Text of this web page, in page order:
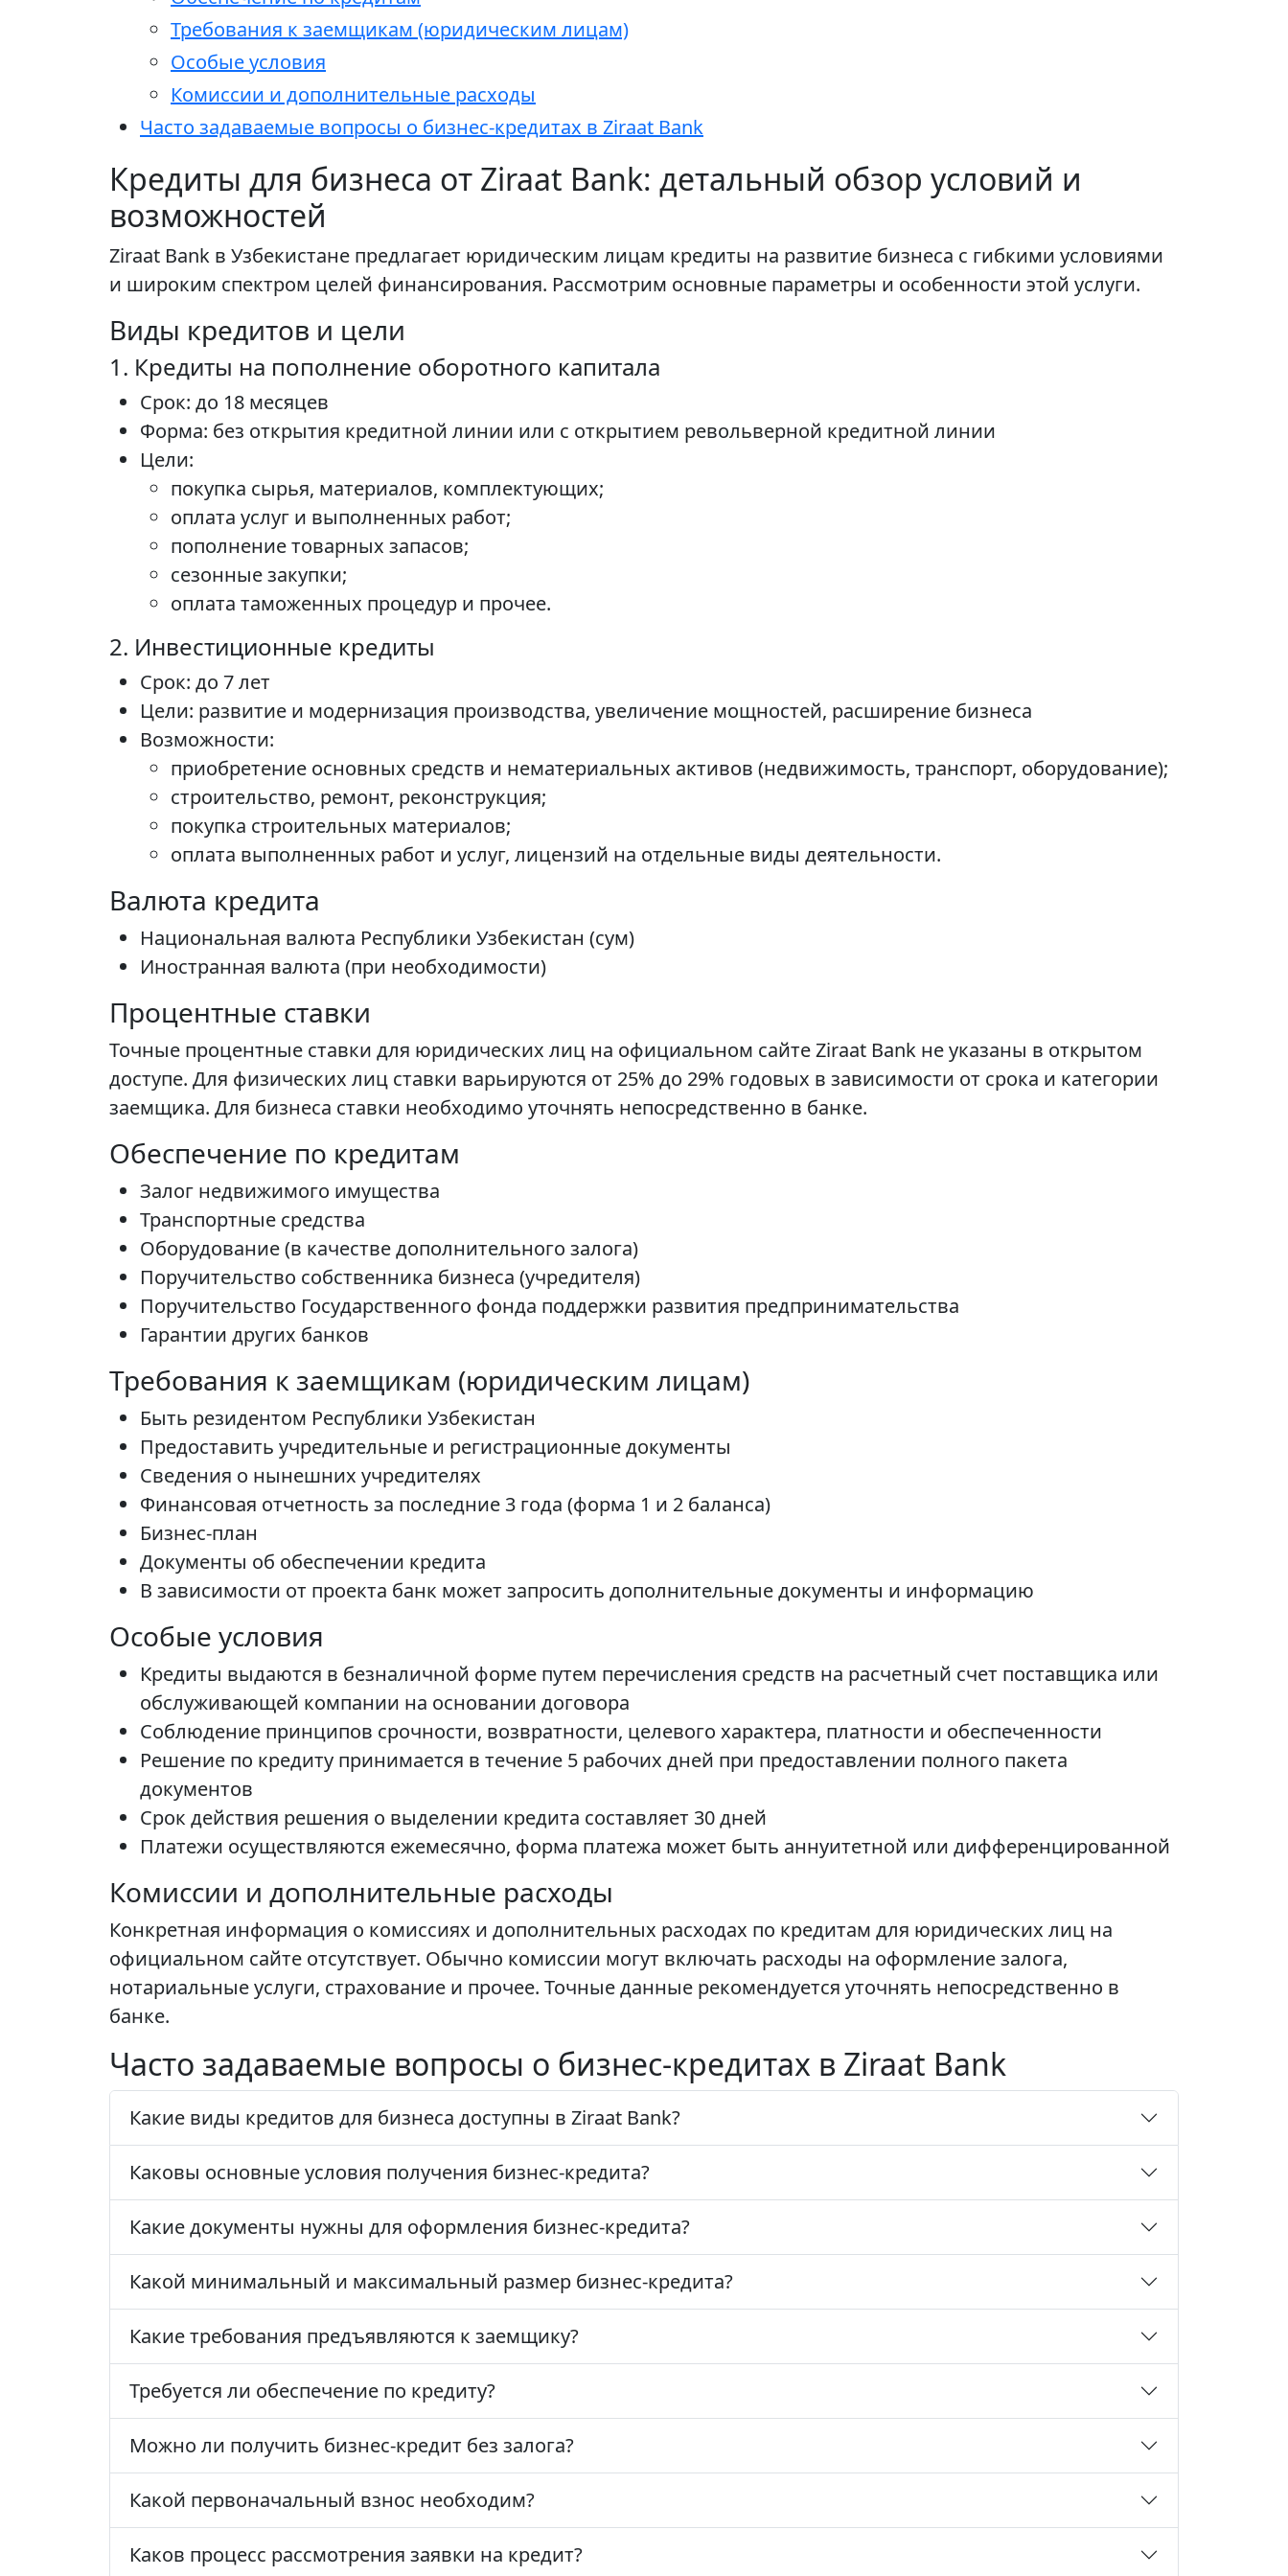
Требования к заемщикам (юридическим лицам)
Особые условия
Комиссии и дополнительные расходы
Часто задаваемые вопросы о бизнес-кредитах в Ziraat Bank
Кредиты для бизнеса от Ziraat Bank: детальный обзор условий и
возможностей
Ziraat Bank в Узбекистане предлагает юридическим лицам кредиты на развитие бизнеса с гибкими условиями
и широким спектром целей финансирования. Рассмотрим основные параметры и особенности этой услуги.
Виды кредитов и цели
1. Кредиты на пополнение оборотного капитала
Срок: до 18 месяцев
Форма: без открытия кредитной линии или с открытием револьверной кредитной линии
Цели:
покупка сырья, материалов, комплектующих;
оплата услуг и выполненных работ;
пополнение товарных запасов;
сезонные закупки;
оплата таможенных процедур и прочее.
2. Инвестиционные кредиты
Срок: до 7 лет
Цели: развитие и модернизация производства, увеличение мощностей, расширение бизнеса
Возможности:
приобретение основных средств и нематериальных активов (недвижимость, транспорт, оборудование);
строительство, ремонт, реконструкция;
покупка строительных материалов;
оплата выполненных работ и услуг, лицензий на отдельные виды деятельности.
Валюта кредита
Национальная валюта Республики Узбекистан (сум)
Иностранная валюта (при необходимости)
Процентные ставки
Точные процентные ставки для юридических лиц на официальном сайте Ziraat Bank не указаны в открытом
доступе. Для физических лиц ставки варьируются от 25% до 29% годовых в зависимости от срока и категории
заемщика. Для бизнеса ставки необходимо уточнять непосредственно в банке.
Обеспечение по кредитам
Залог недвижимого имущества
Транспортные средства
Оборудование (в качестве дополнительного залога)
Поручительство собственника бизнеса (учредителя)
Поручительство Государственного фонда поддержки развития предпринимательства
Гарантии других банков
Требования к заемщикам (юридическим лицам)
Быть резидентом Республики Узбекистан
Предоставить учредительные и регистрационные документы
Сведения о нынешних учредителях
Финансовая отчетность за последние 3 года (форма 1 и 2 баланса)
Бизнес-план
Документы об обеспечении кредита
В зависимости от проекта банк может запросить дополнительные документы и информацию
Особые условия
Кредиты выдаются в безналичной форме путем перечисления средств на расчетный счет поставщика или
обслуживающей компании на основании договора
Соблюдение принципов срочности, возвратности, целевого характера, платности и обеспеченности
Решение по кредиту принимается в течение 5 рабочих дней при предоставлении полного пакета
документов
Срок действия решения о выделении кредита составляет 30 дней
Платежи осуществляются ежемесячно, форма платежа может быть аннуитетной или дифференцированной
Комиссии и дополнительные расходы
Конкретная информация о комиссиях и дополнительных расходах по кредитам для юридических лиц на
официальном сайте отсутствует. Обычно комиссии могут включать расходы на оформление залога,
нотариальные услуги, страхование и прочее. Точные данные рекомендуется уточнять непосредственно в
банке.
Часто задаваемые вопросы о бизнес-кредитах в Ziraat Bank
Какие виды кредитов для бизнеса доступны в Ziraat Bank?
Каковы основные условия получения бизнес-кредита?
Какие документы нужны для оформления бизнес-кредита?
Какой минимальный и максимальный размер бизнес-кредита?
Какие требования предъявляются к заемщику?
Требуется ли обеспечение по кредиту?
Можно ли получить бизнес-кредит без залога?
Какой первоначальный взнос необходим?
Каков процесс рассмотрения заявки на кредит?